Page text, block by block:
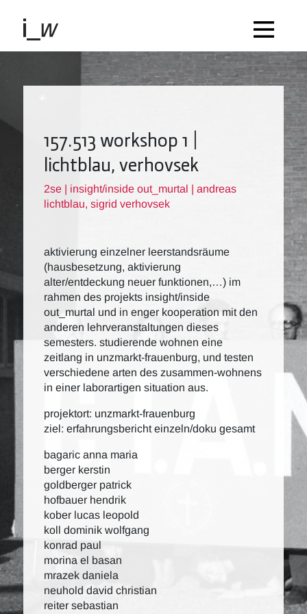
157.513 workshop 1 |
lichtblau, verhovsek
2se | insight/inside out_murtal | andreas
lichtblau, sigrid verhovsek
aktivierung einzelner leerstandsräume
(hausbesetzung, aktivierung
alter/entdeckung neuer funktionen,…) im
rahmen des projekts insight/inside
out_murtal und in enger kooperation mit den
anderen lehrveranstaltungen dieses
semesters. studierende wohnen eine
zeitlang in unzmarkt-frauenburg, und testen
verschiedene arten des zusammen-wohnens
in einer laborartigen situation aus.
projektort: unzmarkt-frauenburg
ziel: erfahrungsbericht einzeln/doku gesamt
bagaric anna maria
berger kerstin
goldberger patrick
hofbauer hendrik
kober lucas leopold
koll dominik wolfgang
konrad paul
morina el basan
mrazek daniela
neuhold david christian
reiter sebastian